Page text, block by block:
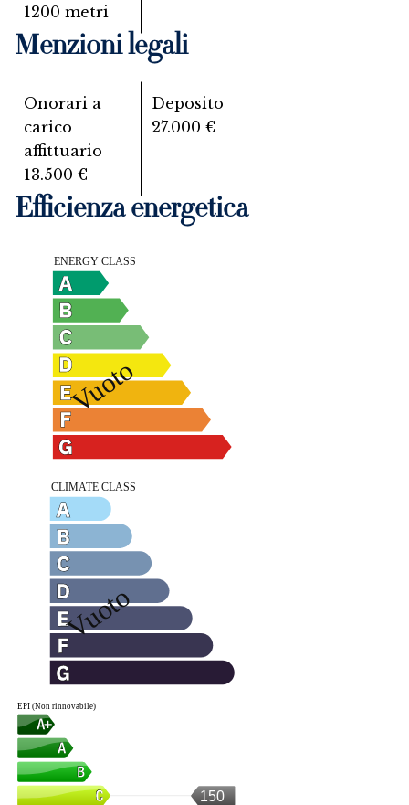
1200 metri
Menzioni legali
Onorari a
carico
affittuario
13.500 €
Deposito
27.000 €
Efficienza energetica
EPI (Non rinnovabile)
150